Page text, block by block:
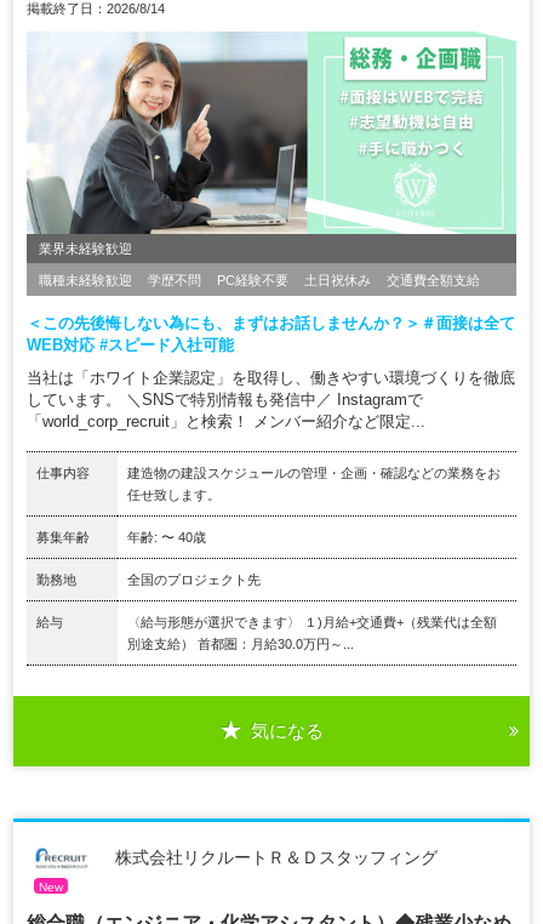
掲載終了日：2026/8/14
業界未経験歓迎
職種未経験歓迎 学歴不問 PC経験不要 土日祝休み 交通費全額支給
＜この先後悔しない為にも、まずはお話しませんか？＞＃面接は全て
WEB対応 #スピード入社可能
当社は「ホワイト企業認定」を取得し、働きやすい環境づくりを徹底
しています。 ＼SNSで特別情報も発信中／ Instagramで
「world_corp_recruit」と検索！ メンバー紹介など限定...
仕事内容
建造物の建設スケジュールの管理・企画・確認などの業務をお
任せ致します。
募集年齢 年齢: 〜 40歳
勤務地 全国のプロジェクト先
給与
〈給与形態が選択できます〉 １)月給+交通費+（残業代は全額
別途支給） 首都圏：月給30.0万円～...
気になる
株式会社リクルートＲ＆Ｄスタッフィング
New